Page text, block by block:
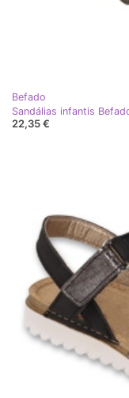
Befado
Sandálias infantis
22,35 €